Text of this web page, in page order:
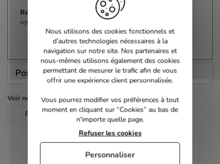
roy william neill
Poser une question
Voir nos autres pages :
Epouvante | Horreur
Nous utilisons des cookies fonctionnels et
d’autres technologies nécessaires à la
navigation sur notre site. Nos partenaires et
nous-mêmes utilisons également des cookies
permettant de mesurer le trafic afin de vous
offrir une expérience client personnalisée.
Vous pourrez modifier vos préférences à tout
moment en cliquant sur “Cookies” au bas de
n'importe quelle page.
Refuser les cookies
Personnaliser